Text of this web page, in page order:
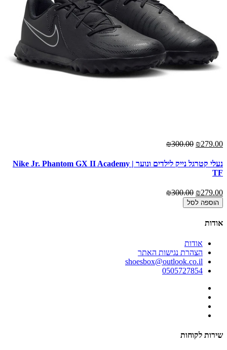
₪279.00
₪300.00
נעלי קטרגל נייק לילדים ונוער | Nike Jr. Phantom GX II Academy
TF
₪279.00
₪300.00
הוספה לסל
אודות
אודות
הצהרת נגישות האתר
shoesbox@outlook.co.il
0505727854
שירות לקוחות